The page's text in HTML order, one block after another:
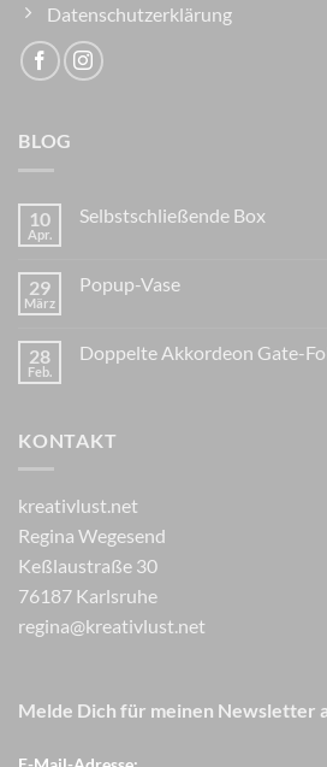
Datenschutzerklärung
BLOG
10
Apr.
Selbstschließende Box
29
März
Popup-Vase
28
Feb.
Doppelte Akkordeon Gate-
KONTAKT
kreativlust.net
Regina Wegesend
Keßlaustraße 30
76187 Karlsruhe
regina@kreativlust.net
Melde Dich für meinen Newsletter